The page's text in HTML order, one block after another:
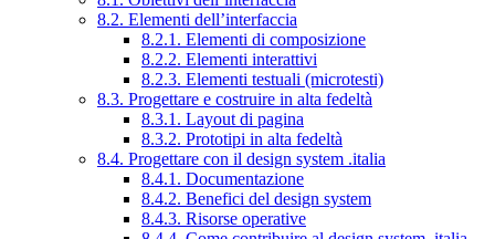
8.2. Elementi dell’interfaccia
8.2.1. Elementi di composizione
8.2.2. Elementi interattivi
8.2.3. Elementi testuali (microtesti)
8.3. Progettare e costruire in alta fedeltà
8.3.1. Layout di pagina
8.3.2. Prototipi in alta fedeltà
8.4. Progettare con il design system .italia
8.4.1. Documentazione
8.4.2. Benefici del design system
8.4.3. Risorse operative